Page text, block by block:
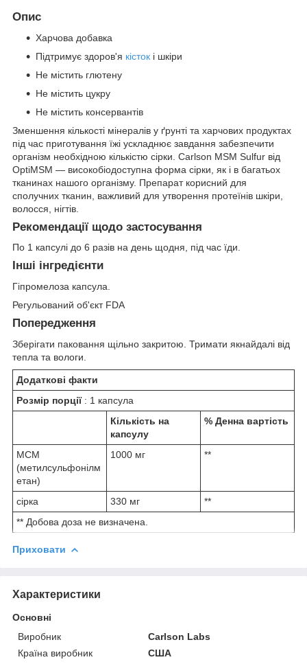
Опис
Харчова добавка
Підтримує здоров'я кісток і шкіри
Не містить глютену
Не містить цукру
Не містить консервантів
Зменшення кількості мінералів у ґрунті та харчових продуктах
під час приготування їжі ускладнює завдання забезпечити
організм необхідною кількістю сірки. Carlson MSM Sulfur від
OptiMSM — високобіодоступна форма сірки, як і в багатьох
тканинах нашого організму. Препарат корисний для
сполучних тканин, важливий для утворення протеїнів шкіри,
волосся, нігтів.
Рекомендації щодо застосування
По 1 капсулі до 6 разів на день щодня, під час їди.
Інші інгредієнти
Гіпромелоза капсула.
Регульований об'єкт FDA
Попередження
Зберігати паковання щільно закритою. Тримати якнайдалі від
тепла та вологи.
Додаткові факти
Розмір порції: 1 капсула
Кількість на
капсулу
% Денна вартість
МСМ
(метилсульфонілм
етан)
1000 мг **
сірка 330 мг
**
** Добова доза не визначена.
Приховати
Характеристики
Основні
Виробник
Carlson Labs
Країна виробник
США